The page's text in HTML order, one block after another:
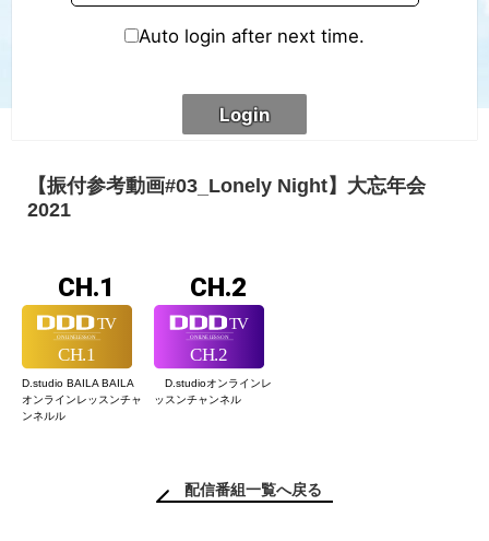
【振付参考動画#03_Lonely Night】大忘年会
2021
CH.1
D.studio BAILA BAILA
オンラインレッスンチャ
ンネルル
CH.2
D.studioオンラインレ
ッスンチャンネル
配信番組一覧へ戻る